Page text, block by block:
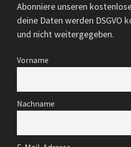
Abonniere unseren
deine Daten werden DSGVO
und nicht weitergegeben.
Vorname
Nachname